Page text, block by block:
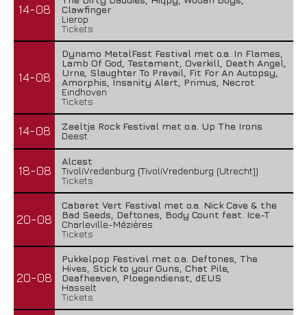
14-08
Clawfinger
Lierop
Tickets
14-08
Dynamo MetalFest Festival met o.a. In Flames,
Lamb Of God, Testament, Overkill, Death Angel,
Urne, Slaughter To Prevail, Fit For An Autopsy,
Amorphis, Insanity Alert, Primus, Necrot
Eindhoven
Tickets
14-08
Zeeltje Rock Festival met o.a. Up The Irons
Deest
18-08
Alcest
TivoliVredenburg (TivoliVredenburg (Utrecht))
Tickets
20-08
Cabaret Vert Festival met o.a. Nick Cave & the
Bad Seeds, Deftones, Body Count feat. Ice-T
Charleville-Mézières
Tickets
20-08
Pukkelpop Festival met o.a. Deftones, The
Hives, Stick to your Guns, Chat Pile,
Deafheaven, Ploegendienst, dEUS
Hasselt
Tickets